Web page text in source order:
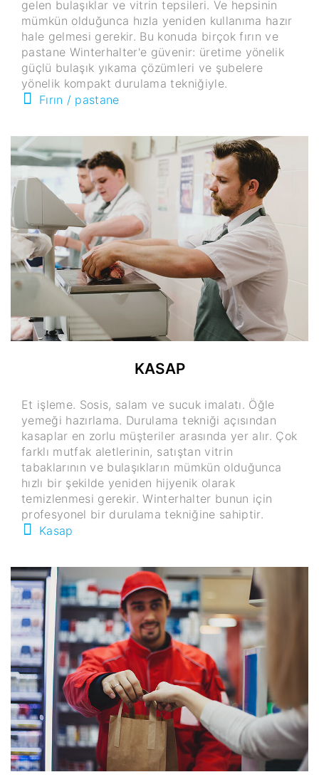
gelen bulaşıklar ve vitrin tepsileri. Ve hepsinin
mümkün olduğunca hızla yeniden kullanıma hazır
hale gelmesi gerekir. Bu konuda birçok fırın ve
pastane Winterhalter'e güvenir: üretime yönelik
güçlü bulaşık yıkama çözümleri ve şubelere
yönelik kompakt durulama tekniğiyle.
Fırın / pastane
KASAP
Et işleme. Sosis, salam ve sucuk imalatı. Öğle
yemeği hazırlama. Durulama tekniği açısından
kasaplar en zorlu müşteriler arasında yer alır. Çok
farklı mutfak aletlerinin, satıştan vitrin
tabaklarının ve bulaşıkların mümkün olduğunca
hızlı bir şekilde yeniden hijyenik olarak
temizlenmesi gerekir. Winterhalter bunun için
profesyonel bir durulama tekniğine sahiptir.
Kasap